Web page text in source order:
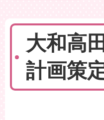
大和高
計画策